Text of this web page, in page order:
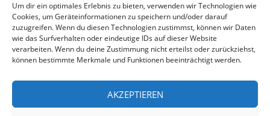
Um dir ein optimales Erlebnis zu bieten, verwenden wir Technologien wie
Cookies, um Geräteinformationen zu speichern und/oder darauf
zuzugreifen. Wenn du diesen Technologien zustimmst, können wir Daten
wie das Surfverhalten oder eindeutige IDs auf dieser Website
verarbeiten. Wenn du deine Zustimmung nicht erteilst oder zurückziehst,
können bestimmte Merkmale und Funktionen beeinträchtigt werden.
AKZEPTIEREN
Ferienhaus Idylle